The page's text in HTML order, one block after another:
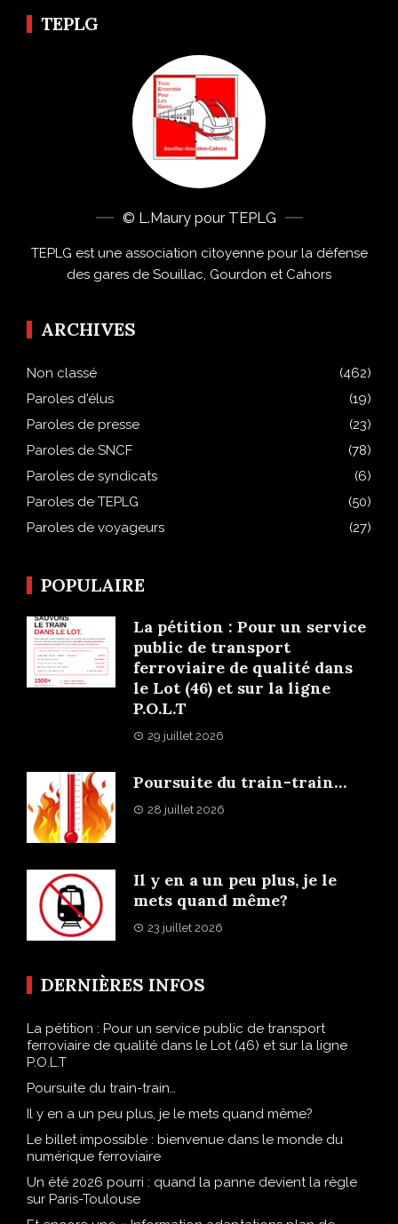
TEPLG
© L.Maury pour TEPLG
TEPLG est une association citoyenne pour la défense
des gares de Souillac, Gourdon et Cahors
ARCHIVES
Non classé
(462)
Paroles d'élus
(19)
Paroles de presse
(23)
Paroles de SNCF
(78)
Paroles de syndicats
(6)
Paroles de TEPLG
(50)
Paroles de voyageurs
(27)
POPULAIRE
La pétition : Pour un service
public de transport
ferroviaire de qualité dans
le Lot (46) et sur la ligne
P.O.L.T
29 juillet 2026
Poursuite du train-train…
28 juillet 2026
Il y en a un peu plus, je le
mets quand même?
23 juillet 2026
DERNIÈRES INFOS
La pétition : Pour un service public de transport
ferroviaire de qualité dans le Lot (46) et sur la ligne
P.O.L.T
Poursuite du train-train…
Il y en a un peu plus, je le mets quand même?
Le billet impossible : bienvenue dans le monde du
numérique ferroviaire
Un été 2026 pourri : quand la panne devient la règle
sur Paris-Toulouse